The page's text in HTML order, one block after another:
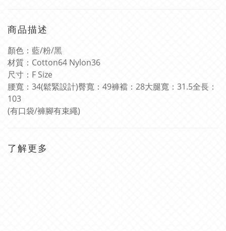
商品描述
顏色：藍/粉/黑
材質： Cotton64 Nylon36
尺寸： F Size
腰寬： 34(鬆緊設計)臀寬： 49褲襠： 28大腿寬： 31.5全長：
103
(有口袋/褲腳有束繩)
了解更多